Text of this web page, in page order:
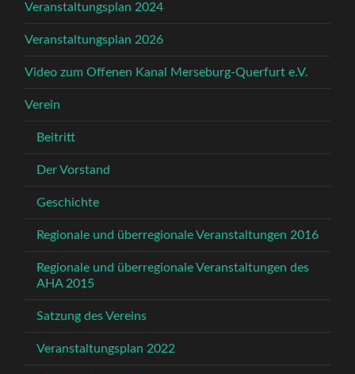
Veranstaltungsplan 2024
Veranstaltungsplan 2026
Video zum Offenen Kanal Merseburg-Querfurt e.V.
Verein
Beitritt
Der Vorstand
Geschichte
Regionale und überregionale Veranstaltungen 2016
Regionale und überregionale Veranstaltungen des
AHA 2015
Satzung des Vereins
Veranstaltungsplan 2022